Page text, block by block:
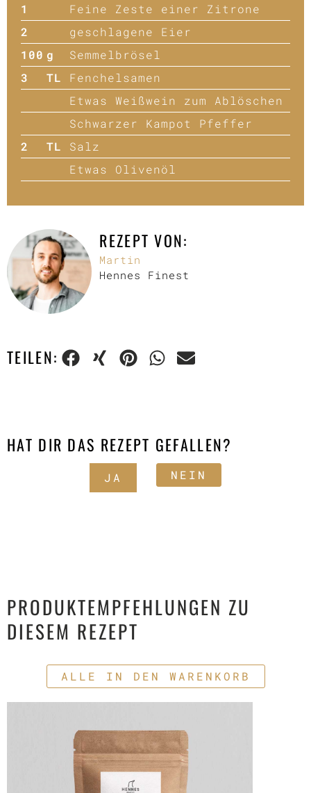
1
Feine Zeste einer Zitrone
2
geschlagene Eier
100 g
Semmelbrösel
3
TL
Fenchelsamen
Etwas Weißwein zum Ablöschen
Schwarzer Kampot Pfeffer
2
TL
Salz
Etwas Olivenöl
REZEPT VON:
Martin
Hennes Finest
TEILEN:
HAT DIR DAS REZEPT GEFALLEN?
JA NEIN
PRODUKTEMPFEHLUNGEN ZU
DIESEM REZEPT
ALLE IN DEN WARENKORB